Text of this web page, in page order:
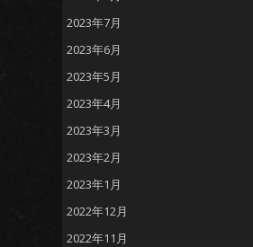
2023年7月
2023年6月
2023年5月
2023年4月
2023年3月
2023年2月
2023年1月
2022年12月
2022年11月